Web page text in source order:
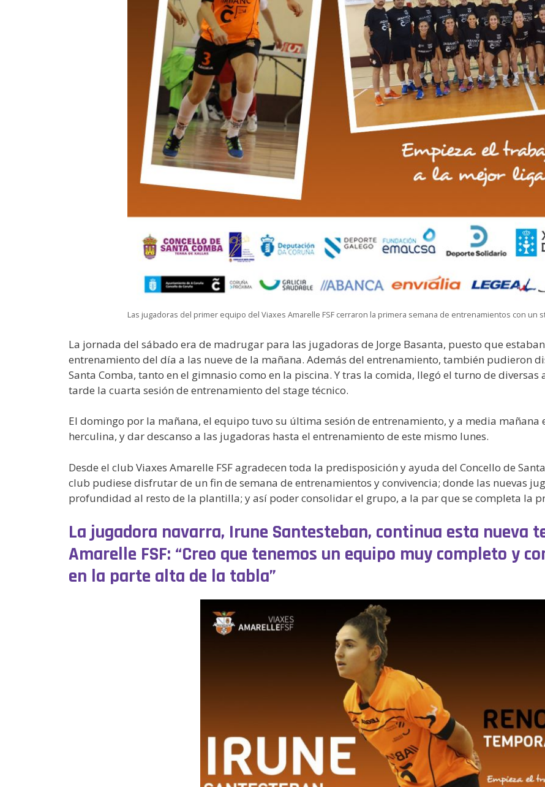
Las jugadoras del primer equipo del Viaxes Amarelle FSF cerraron la primera semana de entrenamientos con un
La jornada del sábado era de madrugar para las jugadoras de Jorge Basanta, puesto que
entrenamiento del día a las nueve de la mañana. Además del entrenamiento, también pudieron
Santa Comba, tanto en el gimnasio como en la piscina. Y tras la comida, llegó el turno de
tarde la cuarta sesión de entrenamiento del stage técnico.
El domingo por la mañana, el equipo tuvo su última sesión de entrenamiento, y a media
herculina, y dar descanso a las jugadoras hasta el entrenamiento de este mismo lunes.
Desde el club Viaxes Amarelle FSF agradecen toda la predisposición y ayuda del Concello de
club pudiese disfrutar de un fin de semana de entrenamientos y convivencia; donde las nuevas
profundidad al resto de la plantilla; y así poder consolidar el grupo, a la par que se completa la
La jugadora navarra, Irune Santesteban, continua esta nueva
Amarelle FSF: “Creo que tenemos un equipo muy completo y
en la parte alta de la tabla”